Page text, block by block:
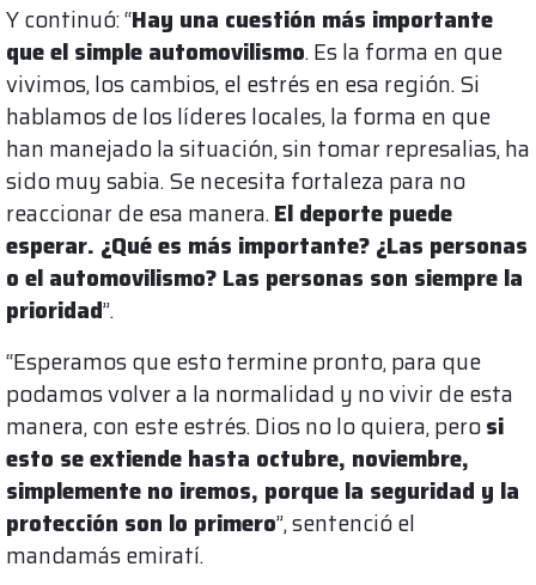
Y continuó: “Hay una cuestión más importante
que el simple automovilismo. Es la forma en que
vivimos, los cambios, el estrés en esa región. Si
hablamos de los líderes locales, la forma en que
han manejado la situación, sin tomar represalias, ha
sido muy sabia. Se necesita fortaleza para no
reaccionar de esa manera.El deporte puede
esperar. ¿Qué es más importante? ¿Las personas
o el automovilismo? Las personas son siempre la
prioridad”.
“Esperamos que esto termine pronto, para que
podamos volver a la normalidad y no vivir de esta
manera, con este estrés. Dios no lo quiera, perosi
esto se extiende hasta octubre, noviembre,
simplemente no iremos, porque la seguridad y la
protección son lo primero”, sentenció el
mandamás emiratí.